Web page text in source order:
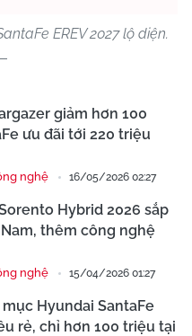
EREV 2027 lộ diện.
giảm hơn 100
ưu đãi tới 220 triệu
nghệ 16/05/2026 02:27
Hybrid 2026 sắp
thêm công nghệ
nghệ 15/04/2026 01:27
mục Hyundai SantaFe
rẻ, chỉ hơn 100 triệu tại